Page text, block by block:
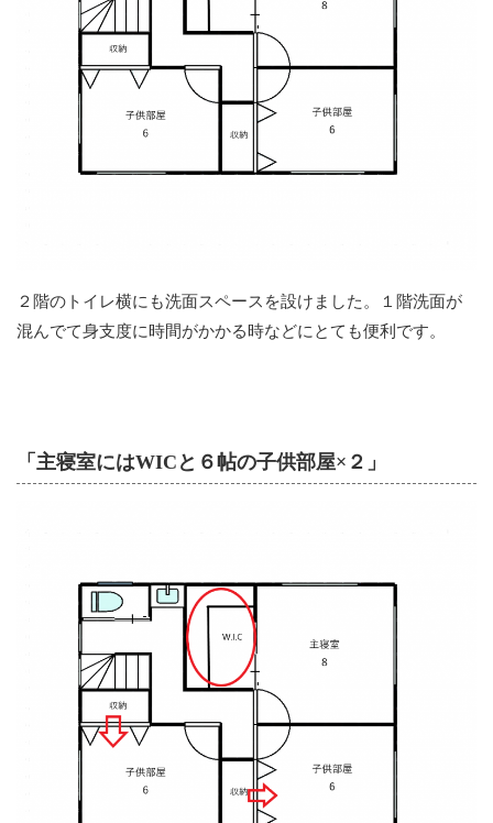
２階のトイレ横にも洗面スペースを設けました。１階洗面が
混んでて身支度に時間がかかる時などにとても便利です。
「主寝室にはWICと６帖の子供部屋×２」